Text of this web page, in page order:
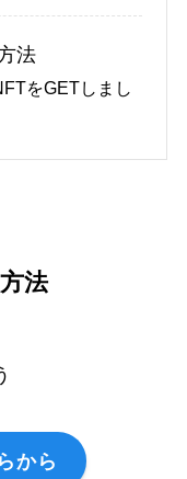
法
をGETしまし
法
から